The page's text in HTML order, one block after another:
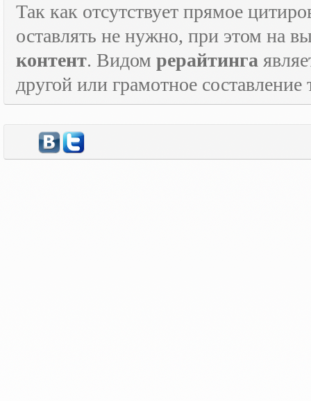
Так как отсутствует прямое
оставлять не нужно, при этом на
контент. Видом рерайтинга
другой или грамотное